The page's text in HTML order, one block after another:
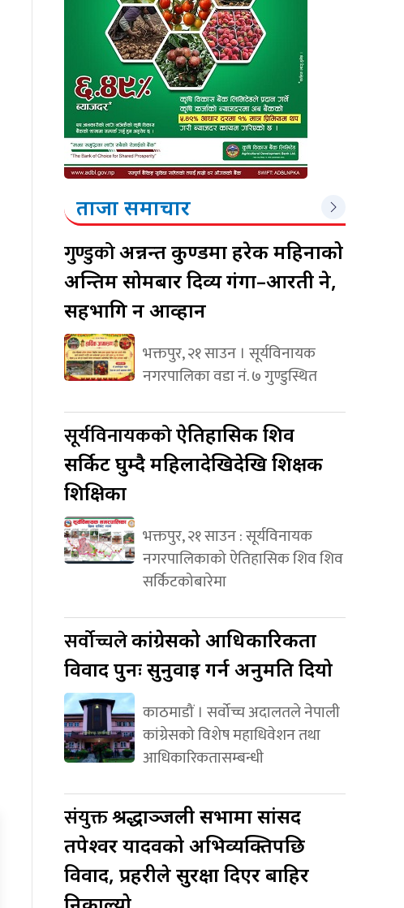
ताजा समाचार
गुण्डुकोअन्नन्त कुण्डमा हरेक महिनाको
अन्तिम सोमबार दिव्य गंगा–आरती हुने,
सहभागि हुन आव्हान
भक्तपुर, २१ साउन । सूर्यविनायक
नगरपालिका वडा नं. ७ गुण्डुस्थित
सूर्यविनायककोऐतिहासिक शिव
सर्किट घुम्दै महिलादेखिदेखि शिक्षक
शिक्षिका
भक्तपुर, २१ साउन : सूर्यविनायक
नगरपालिकाको ऐतिहासिक शिव शिव
सर्किटकोबारेमा
सर्वोच्चलेकांग्रेसको आधिकारिकता
विवाद पुनः सुनुवाइ गर्न अनुमति दियो
काठमाडौं । सर्वोच्च अदालतले नेपाली
कांग्रेसको विशेष महाधिवेशन तथा
आधिकारिकतासम्बन्धी
संयुक्तश्रद्धाञ्जली सभामा सांसद
तपेश्वर यादवको अभिव्यक्तिपछि
विवाद, प्रहरीले सुरक्षा दिएर बाहिर